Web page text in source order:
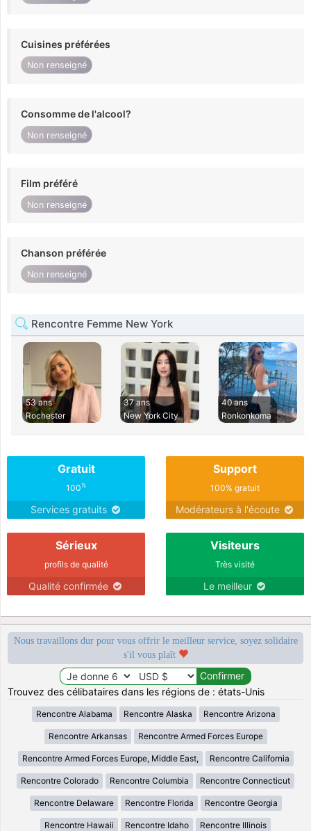
Cuisines préférées
Non renseigné
Consomme de l'alcool?
Non renseigné
Film préféré
Non renseigné
Chanson préférée
Non renseigné
Rencontre Femme New York
53 ans
Rochester
37 ans
New York City
40 ans
Ronkonkoma
Gratuit
100%
Services gratuits
Support
100% gratuit
Modérateurs à l'écoute
Sérieux
profils de qualité
Qualité confirmée
Visiteurs
Très visité
Le meilleur
Nous travaillons dur pour vous offrir le meilleur service, soyez solidaire
s'il vous plaît
Trouvez des célibataires dans les régions de : états-Unis
Rencontre Alabama Rencontre Alaska Rencontre Arizona
Rencontre Arkansas Rencontre Armed Forces Europe
Rencontre Armed Forces Europe, Middle East, Rencontre California
Rencontre Colorado Rencontre Columbia Rencontre Connecticut
Rencontre Delaware Rencontre Florida Rencontre Georgia
Rencontre Hawaii Rencontre Idaho Rencontre Illinois